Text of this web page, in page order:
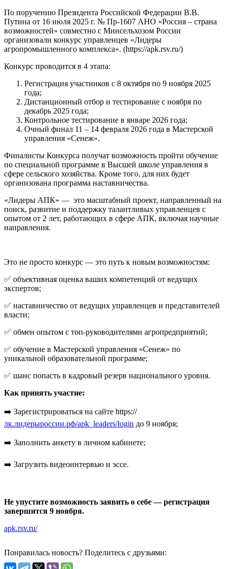
По поручению Президента Российской Федерации В.В.
Путина от 16 июля 2025 г. № Пр-1607 АНО «Россия – страна
возможностей» совместно с Минсельхозом России
организовали конкурс управленцев «Лидеры
агропромышленного комплекса». (https://apk.rsv.ru/)
Конкурс проводится в 4 этапа:
Регистрация участников с 8 октября по 9 ноября 2025
года;
Дистанционный отбор и тестирование с ноября по
декабрь 2025 года;
Контрольное тестирование в январе 2026 года;
Очный финал 11 – 14 февраля 2026 года в Мастерской
управления «Сенеж».
Финалисты Конкурса получат возможность пройти обучение
по специальной программе в Высшей школе управления в
сфере сельского хозяйства. Кроме того, для них будет
организована программа наставничества.
«Лидеры АПК» — это масштабный проект, направленный на
поиск, развитие и поддержку талантливых управленцев с
опытом от 2 лет, работающих в сфере АПК, включая научные
направления.
Это не просто конкурс — это путь к новым возможностям:
✅ объективная оценка ваших компетенций от ведущих
экспертов;
✅ наставничество от ведущих управленцев и представителей
власти;
✅ обмен опытом с топ-руководителями агропредприятий;
✅ обучение в Мастерской управления «Сенеж» по
уникальной образовательной программе;
✅ шанс попасть в кадровый резерв национального уровня.
Как принять участие:
➡️ Зарегистрироваться на сайте https://
лк.лидерыроссии.рф/apk_leaders/login до 9 ноября;
➡️ Заполнить анкету в личном кабинете;
➡️ Загрузить видеоинтервью и эссе.
Не упустите возможность заявить о себе — регистрация
завершится 9 ноября.
apk.rsv.ru/
Понравилась новость? Поделитесь с друзьями: